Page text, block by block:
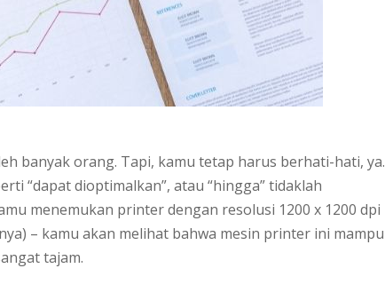
banyak orang. Tapi, kamu tetap harus berhati-hati, ya.
“dapat dioptimalkan”, atau “hingga” tidaklah
menemukan printer dengan resolusi 1200 x 1200 dpi
– kamu akan melihat bahwa mesin printer ini mampu
tajam.